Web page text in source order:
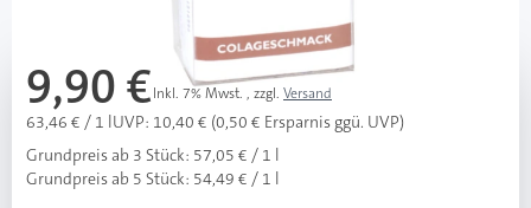
9,90 €Inkl. 7% Mwst. , zzgl. Versand
63,46 € / 1 lUVP: 10,40 € (0,50 € Ersparnis ggü. UVP)
Grundpreis ab 3 Stück: 57,05 € / 1 l
Grundpreis ab 5 Stück: 54,49 € / 1 l